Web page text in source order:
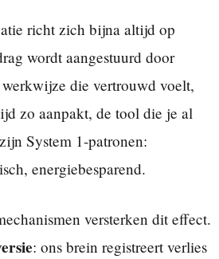
richt zich bijna altijd op
wordt aangestuurd door
die vertrouwd voelt,
zo aanpakt, de tool die je al
System 1-patronen:
energiebesparend.
versterken dit effect.
: ons brein registreert verlies